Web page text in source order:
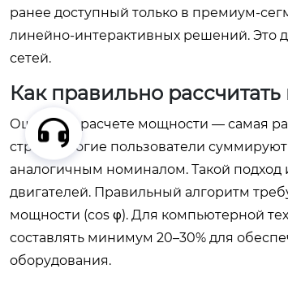
ранее доступный только в премиум-
линейно-интерактивных решений. Это
сетей.
Как правильно
Ошибка в расчете мощности — самая
строя. Многие пользователи
аналогичным номиналом. Такой подход
двигателей. Правильный алгоритм
мощности (cos φ). Для компьютерной
составлять минимум 20–30% для
оборудования.